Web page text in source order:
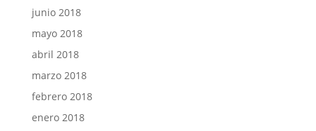
junio 2018
mayo 2018
abril 2018
marzo 2018
febrero 2018
enero 2018